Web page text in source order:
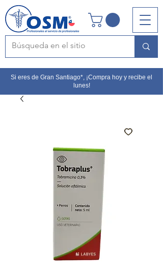
Si eres de Gran Santiago*, ¡Compra hoy y recibe el
lunes!